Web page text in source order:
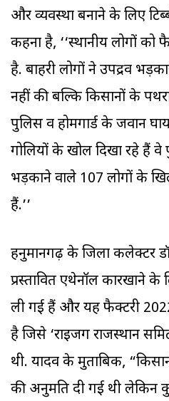
और व्यवस्था बनाने के लिए
कहना है, ‘‘स्थानीय लोगों को
है. बाहरी लोगों ने उपद्रव
नहीं की बल्कि किसानों के
पुलिस व होमगार्ड के जवान
गोलियों के खोल दिखा रहे हैं वे
भड़काने वाले 107 लोगों के
हैं.’’
हनुमानगढ़ के जिला कलेक्टर
प्रस्तावित एथेनॉल कारखाने
ली गई हैं और यह फैक्टरी
है जिसे ‘राइजिंग राजस्थान
थी. यादव के मुताबिक,
की अनुमति दी गई थी लेकिन